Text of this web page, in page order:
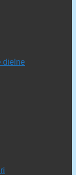
dielne